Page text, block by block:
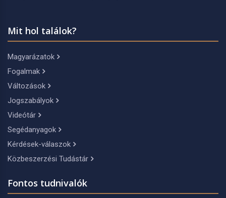
Mit hol találok?
Magyarázatok
Fogalmak
Változások
Jogszabályok
Videótár
Segédanyagok
Kérdések-válaszok
Közbeszerzési Tudástár
Fontos tudnivalók